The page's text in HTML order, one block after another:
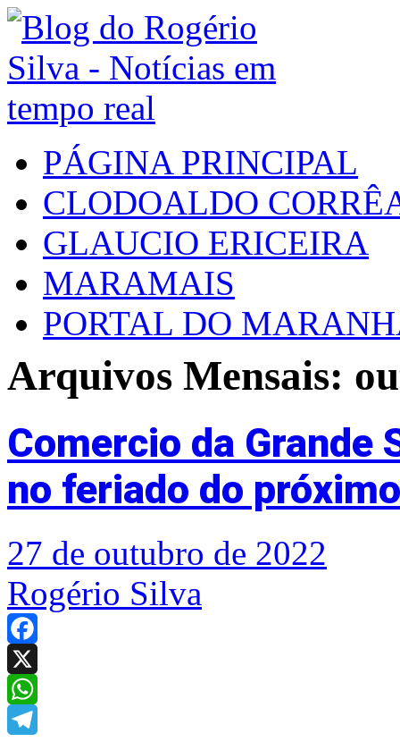
PÁGINA PRINCIPAL
CLODOALDO
GLAUCIO ERICEIRA
MARAMAIS
PORTAL DO
Arquivos Mensais:
Comercio da Grande
no feriado do
27 de outubro de 2022
Rogério Silva
Facebook
X
WhatsApp